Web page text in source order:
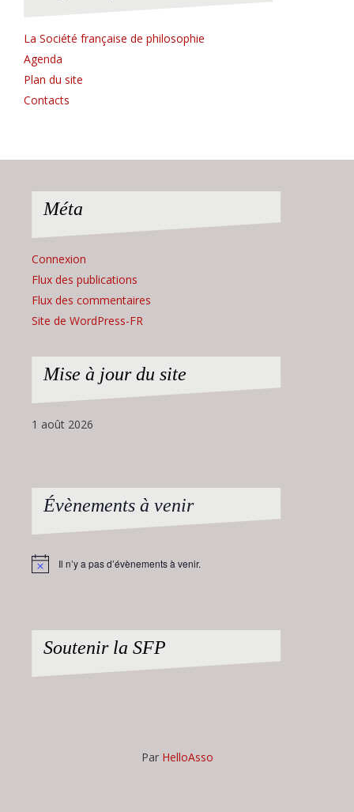
La Société française de philosophie
Agenda
Plan du site
Contacts
Méta
Connexion
Flux des publications
Flux des commentaires
Site de WordPress-FR
Mise à jour du site
1 août 2026
Évènements à venir
Notice Il n’y a pas d’évènements à venir.
Soutenir la SFP
Par HelloAsso